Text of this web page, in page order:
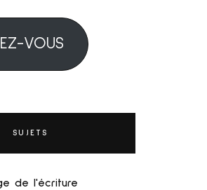
VOUS
SUJETS
de l'écriture